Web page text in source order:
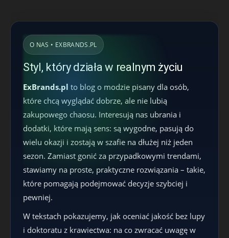
O NAS • EXBRANDS.PL
Styl, który działa w realnym życiu
ExBrands.pl to blog o modzie pisany dla osób,
które chcą wyglądać dobrze, ale nie lubią
zakupowego chaosu. Interesują nas ubrania i
dodatki, które mają sens: są wygodne, pasują do
wielu okazji i zostają w szafie na dłużej niż jeden
sezon. Zamiast gonić za przypadkowymi trendami,
stawiamy na proste, praktyczne rozwiązania – takie,
które pomagają podejmować decyzje szybciej i
pewniej.
W tekstach pokazujemy, jak oceniać jakość bez lupy
i doktoratu z krawiectwa: na co zwracać uwagę w